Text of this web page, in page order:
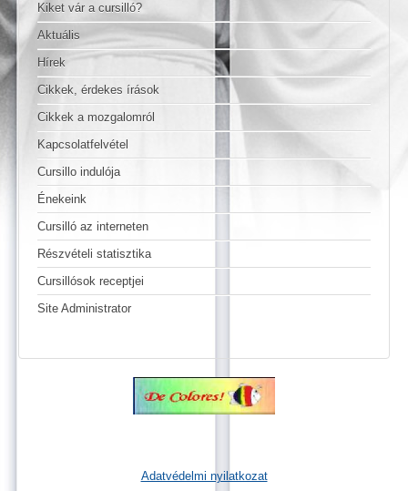
Kiket vár a cursilló?
Aktuális
Hírek
Cikkek, érdekes írások
Cikkek a mozgalomról
Kapcsolatfelvétel
Cursillo indulója
Énekeink
Cursilló az interneten
Részvételi statisztika
Cursillósok receptjei
Site Administrator
Adatvédelmi nyilatkozat